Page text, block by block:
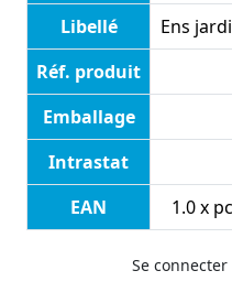
Libellé
Ens
Réf. produit
Emballage
Intrastat
EAN
1.0 x
Se